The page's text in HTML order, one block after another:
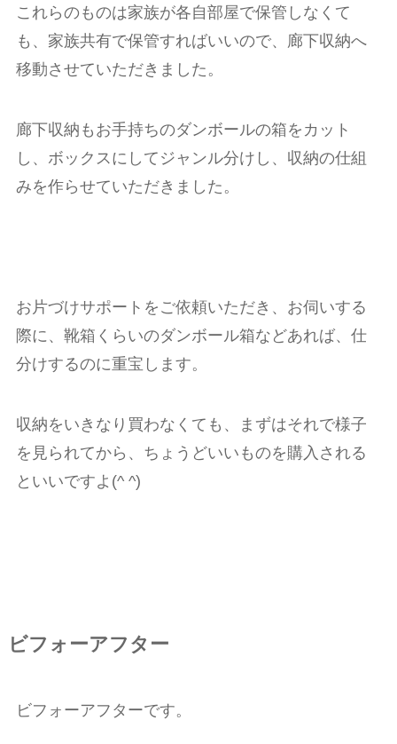
これらのものは家族が各自部屋で保管しなくて
も、家族共有で保管すればいいので、廊下収納へ
移動させていただきました。
廊下収納もお手持ちのダンボールの箱をカット
し、ボックスにしてジャンル分けし、収納の仕組
みを作らせていただきました。
お片づけサポートをご依頼いただき、お伺いする
際に、靴箱くらいのダンボール箱などあれば、仕
分けするのに重宝します。
収納をいきなり買わなくても、まずはそれで様子
を見られてから、ちょうどいいものを購入される
といいですよ(^ ^)
ビフォーアフター
ビフォーアフターです。